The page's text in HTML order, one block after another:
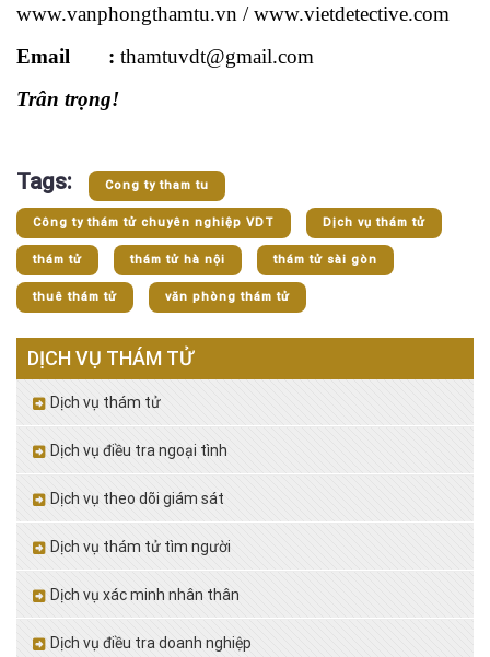
www.vanphongthamtu.vn / www.vietdetective.com
Email : thamtuvdt@gmail.com
Trân trọng!
Tags: Cong ty tham tu
Công ty thám tử chuyên nghiệp VDT Dịch vụ thám tử
thám tử thám tử hà nội thám tử sài gòn
thuê thám tử văn phòng thám tử
DỊCH VỤ THÁM TỬ
Dịch vụ thám tử
Dịch vụ điều tra ngoại tình
Dịch vụ theo dõi giám sát
Dịch vụ thám tử tìm người
Dịch vụ xác minh nhân thân
Dịch vụ điều tra doanh nghiệp